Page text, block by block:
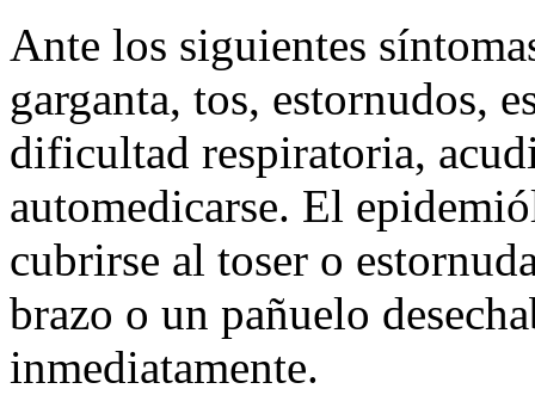
Ante los siguientes
garganta, tos, estornudos,
dificultad respiratoria,
automedicarse. El
cubrirse al toser o
brazo o un pañuelo
inmediatamente.